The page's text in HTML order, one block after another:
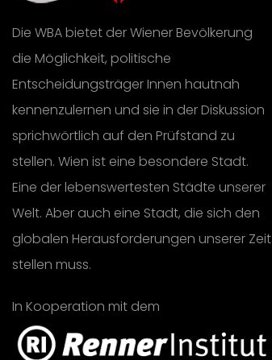
Die WBA bietet der Wiener Bevölkerung
die Möglichkeit, politische
Entscheidungsträger Innen hautnah
kennenzulernen und sie in der Diskussion
sprichwörtlich auf den Prüfstand zu
stellen. Wien ist eine besondere Stadt.
Eine der lebenswertesten Städte unserer
Welt. Aber auch eine Stadt, die sich den
globalen Herausforderungen unserer Zeit
stellen muss.
In Kooperation mit dem